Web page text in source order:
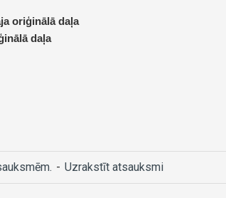
oriģinālā daļa
daļa
- Uzrakstīt atsauksmi